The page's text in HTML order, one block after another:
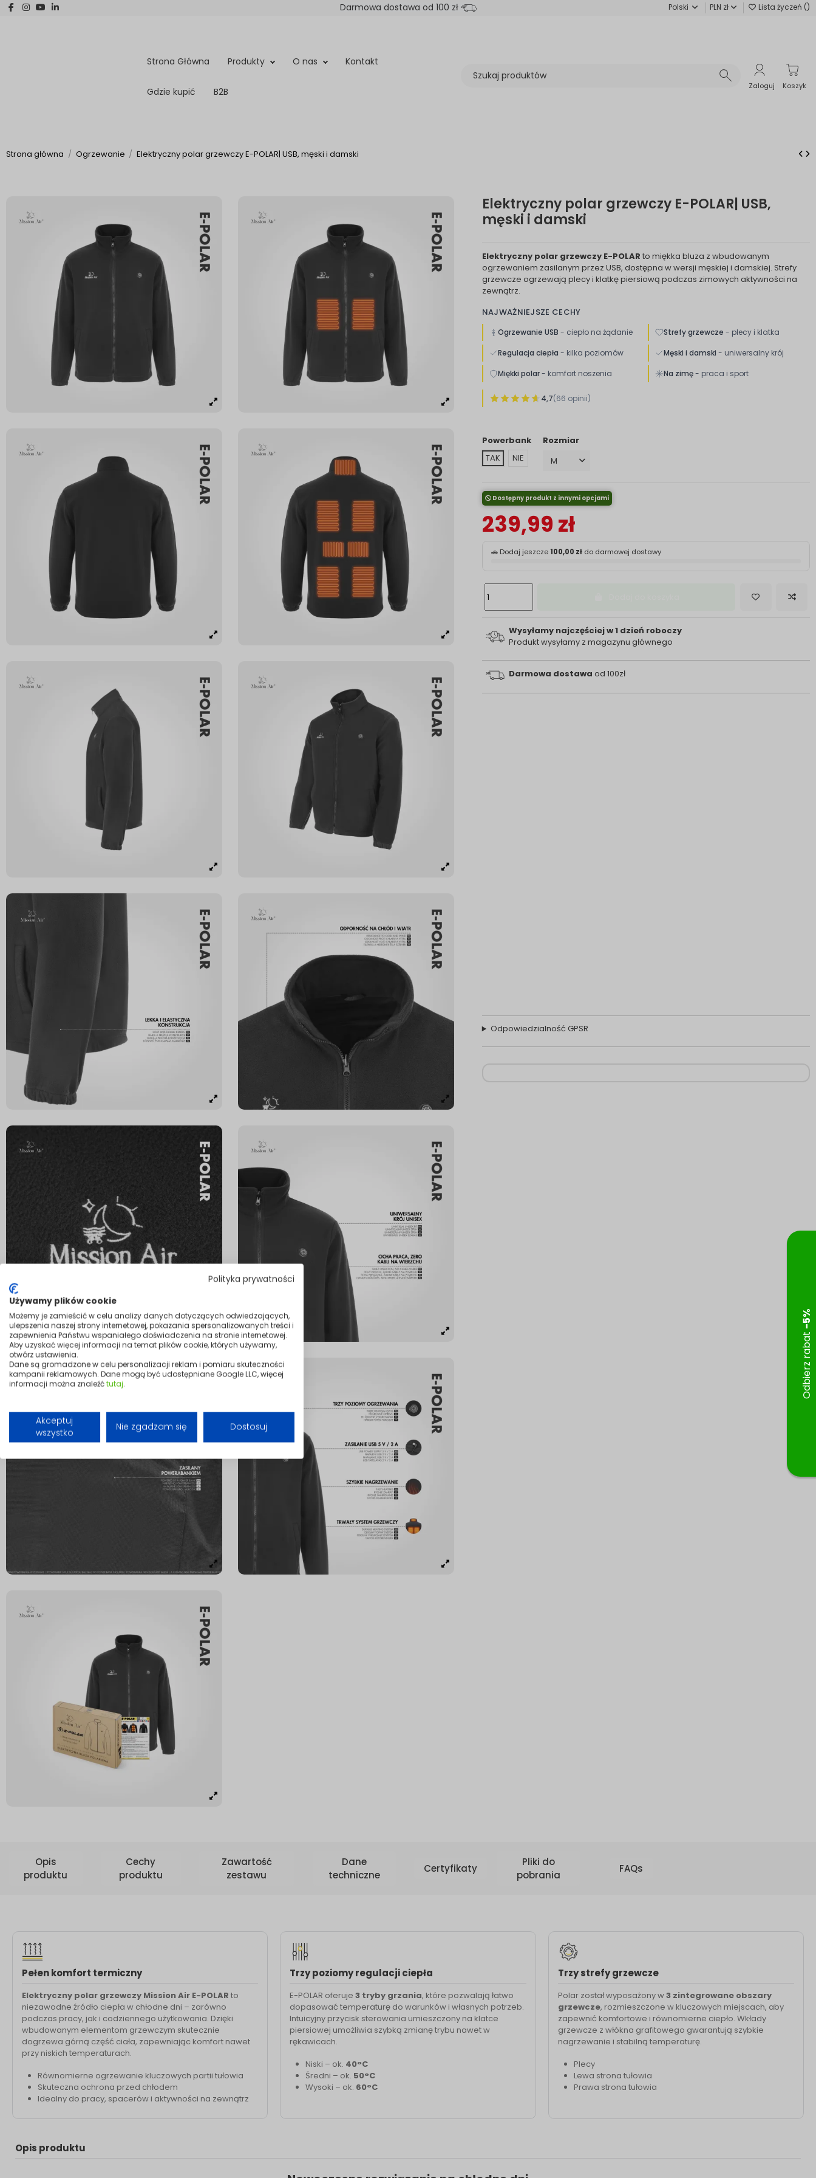
Polityka prywatności
Używamy plików cookie
Możemy je zamieścić w celu analizy danych dotyczących odwiedzających,
ulepszenia naszej strony internetowej, pokazania spersonalizowanych treści i
zapewnienia Państwu wspaniałego doświadczenia na stronie internetowej.
Aby uzyskać więcej informacji na temat plików cookie, których używamy,
otwórz ustawienia.
Dane są gromadzone w celu personalizacji reklam i pomiaru skuteczności
kampanii reklamowych. Dane mogą być udostępniane Google LLC, więcej
informacji można znaleźćtutaj.
Akceptuj
wszystko
Nie zgadzam się Dostosuj
Darmowa dostawa od 100 zł Polski PLN zł Lista życzeń ()
Strona Główna Produkty O nas Kontakt
Gdzie kupić B2B
Zaloguj Koszyk
Strona główna Ogrzewanie Elektryczny polar grzewczy E-POLAR| USB, męski i damski
Elektryczny polar grzewczy E-POLAR| USB,
męski i damski
Elektryczny polar grzewczy E-POLAR to miękka bluza z wbudowanym
ogrzewaniem zasilanym przez USB, dostępna w wersji męskiej i damskiej. Strefy
grzewcze ogrzewają plecy i klatkę piersiową podczas zimowych aktywności na
zewnątrz.
NAJWAŻNIEJSZE CECHY
Ogrzewanie USB - ciepło na żądanie Strefy grzewcze - plecy i klatka
Regulacja ciepła - kilka poziomów Męski i damski - uniwersalny krój
Miękki polar- komfort noszenia Na zimę- praca i sport
4,7(66 opinii)
Powerbank
TAK
NIE
Rozmiar
Dostępny produkt z innymi opcjami
239,99 zł
🚗 Dodaj jeszcze 100,00 złdo darmowej dostawy
Wysyłamy najczęściej w 1 dzień roboczy
Produkt wysyłamy z magazynu głównego
Darmowa dostawa od 100zł
Odpowiedzialność GPSR
Opis
produktu
Cechy
produktu
Zawartość
zestawu
Dane
techniczne
Certyfikaty
Pliki do
pobrania
FAQs
Pełen komfort termiczny
Elektryczny polar grzewczy Mission Air E-POLAR to
niezawodne źródło ciepła w chłodne dni – zarówno
podczas pracy, jak i codziennego użytkowania. Dzięki
wbudowanym elementom grzewczym skutecznie
dogrzewa górną część ciała, zapewniając komfort nawet
przy niskich temperaturach.
Równomierne ogrzewanie kluczowych partii tułowia
Skuteczna ochrona przed chłodem
Idealny do pracy, spacerów i aktywności na zewnątrz
Trzy poziomy regulacji ciepła
E-POLAR oferuje3 tryby grzania, które pozwalają łatwo
dopasować temperaturę do warunków i własnych potrzeb.
Intuicyjny przycisk sterowania umieszczony na klatce
piersiowej umożliwia szybką zmianę trybu nawet w
rękawicach.
Niski – ok. 40°C
Średni – ok. 50°C
Wysoki – ok. 60°C
Trzy strefy grzewcze
Polar został wyposażony w3 zintegrowane obszary
grzewcze, rozmieszczone w kluczowych miejscach, aby
zapewnić komfortowe i równomierne ciepło. Wkłady
grzewcze z włókna grafitowego gwarantują szybkie
nagrzewanie i stabilną temperaturę.
Plecy
Lewa strona tułowia
Prawa strona tułowia
Opis produktu